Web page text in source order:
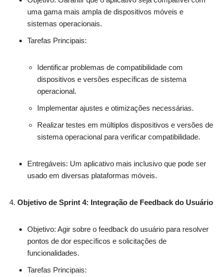
uma gama mais ampla de dispositivos móveis e
sistemas operacionais.
Tarefas Principais:
Identificar problemas de compatibilidade com
dispositivos e versões específicas de sistema
operacional.
Implementar ajustes e otimizações necessárias.
Realizar testes em múltiplos dispositivos e versões de
sistema operacional para verificar compatibilidade.
Entregáveis: Um aplicativo mais inclusivo que pode ser
usado em diversas plataformas móveis.
Objetivo de Sprint 4: Integração de Feedback do Usuário
Objetivo: Agir sobre o feedback do usuário para resolver
pontos de dor específicos e solicitações de
funcionalidades.
Tarefas Principais: